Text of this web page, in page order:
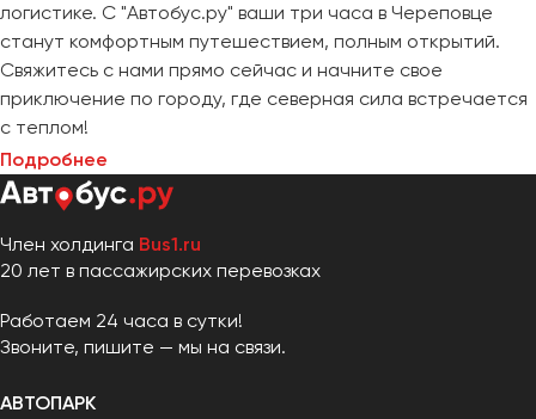
логистике. С "Автобус.ру" ваши три часа в Череповце
станут комфортным путешествием, полным открытий.
Свяжитесь с нами прямо сейчас и начните свое
приключение по городу, где северная сила встречается
с теплом!
Подробнее
Член холдинга Bus1.ru
20 лет в пассажирских перевозках
Работаем 24 часа в сутки!
Звоните, пишите — мы на связи.
АВТОПАРК